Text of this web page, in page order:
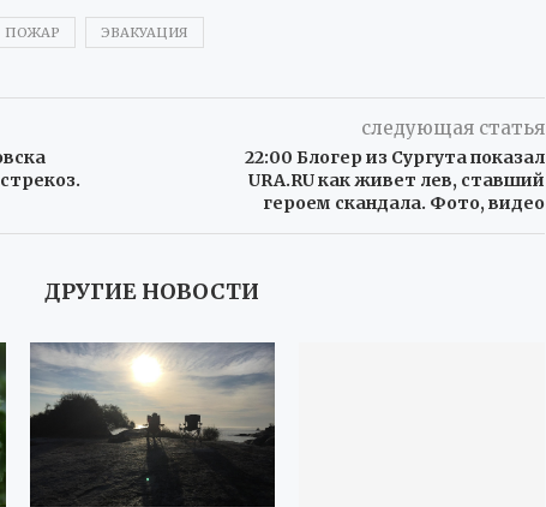
ПОЖАР ЭВАКУАЦИЯ
следующая статья
22:00 Блогер из Сургута показал
URA.RU как живет лев, ставший
героем скандала. Фото, видео
ДРУГИЕ НОВОСТИ